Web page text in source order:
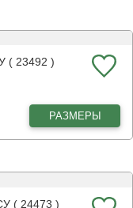
23492 )
РАЗМЕРЫ
( 24473 )